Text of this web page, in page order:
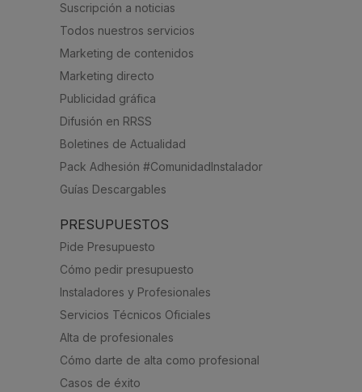
Suscripción a noticias
Todos nuestros servicios
Marketing de contenidos
Marketing directo
Publicidad gráfica
Difusión en RRSS
Boletines de Actualidad
Pack Adhesión #ComunidadInstalador
Guías Descargables
PRESUPUESTOS
Pide Presupuesto
Cómo pedir presupuesto
Instaladores y Profesionales
Servicios Técnicos Oficiales
Alta de profesionales
Cómo darte de alta como profesional
Casos de éxito